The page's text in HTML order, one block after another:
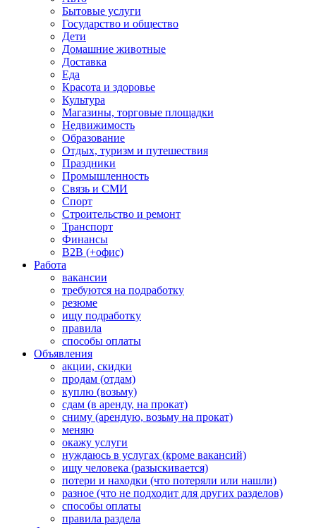
Бытовые услуги
Государство и общество
Дети
Домашние животные
Доставка
Еда
Красота и здоровье
Культура
Магазины, торговые площадки
Недвижимость
Образование
Отдых, туризм и путешествия
Праздники
Промышленность
Связь и СМИ
Спорт
Строительство и ремонт
Транспорт
Финансы
B2B (+офис)
Работа
вакансии
требуются на подработку
резюме
ищу подработку
правила
способы оплаты
Объявления
акции, скидки
продам (отдам)
куплю (возьму)
сдам (в аренду, на прокат)
сниму (арендую, возьму на прокат)
меняю
окажу услуги
нуждаюсь в услугах (кроме вакансий)
ищу человека (разыскивается)
потери и находки (что потеряли или нашли)
разное (что не подходит для других разделов)
способы оплаты
правила раздела